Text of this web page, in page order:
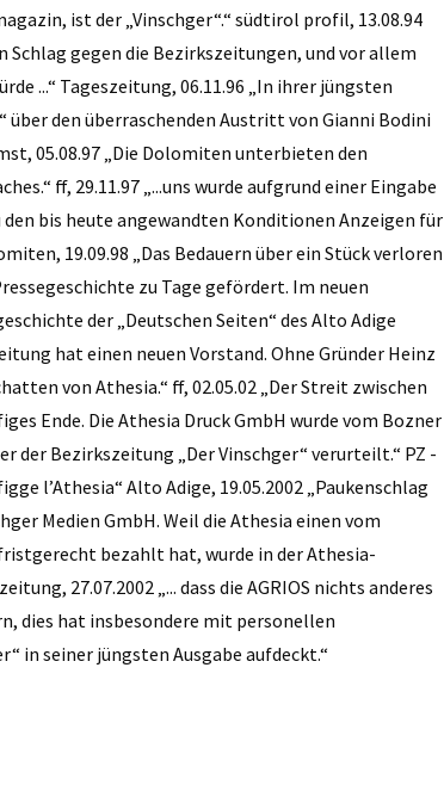
ist der „Vinschger“.“ südtirol profil, 13.08.94
gegen die Bezirkszeitungen, und vor allem
...“ Tageszeitung, 06.11.96 „In ihrer jüngsten
den überraschenden Austritt von Gianni Bodini
05.08.97 „Die Dolomiten unterbieten den
ff, 29.11.97 „...uns wurde aufgrund einer Eingabe
bis heute angewandten Konditionen Anzeigen für
19.09.98 „Das Bedauern über ein Stück verloren
zu Tage gefördert. Im neuen
der „Deutschen Seiten“ des Alto Adige
hat einen neuen Vorstand. Ohne Gründer Heinz
von Athesia.“ ff, 02.05.02 „Der Streit zwischen
Ende. Die Athesia Druck GmbH wurde vom Bozner
der Bezirkszeitung „Der Vinschger“ verurteilt.“ PZ -
l’Athesia“ Alto Adige, 19.05.2002 „Paukenschlag
Medien GmbH. Weil die Athesia einen vom
bezahlt hat, wurde in der Athesia-
27.07.2002 „... dass die AGRIOS nichts anderes
dies hat insbesondere mit personellen
in seiner jüngsten Ausgabe aufdeckt.“